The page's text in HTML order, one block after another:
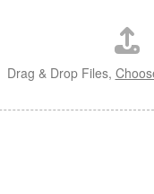
Drag & Drop Files,